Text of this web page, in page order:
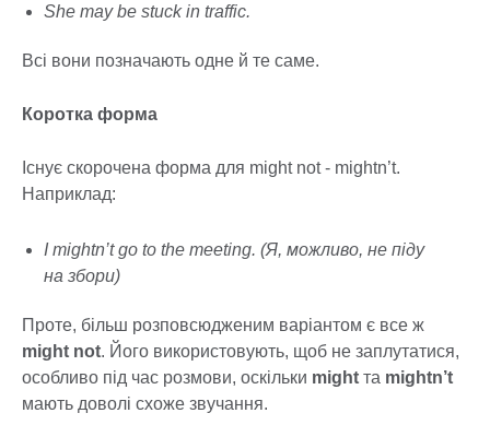
She may be stuck in traffic.
Всі вони позначають одне й те саме.
Коротка форма
Існує скорочена форма для might not - mightn’t.
Наприклад:
I mightn’t go to the meeting. (Я, можливо, не піду
на збори)
Проте, більш розповсюдженим варіантом є все ж
might not. Його використовують, щоб не заплутатися,
особливо під час розмови, оскільки might та mightn’t
мають доволі схоже звучання.